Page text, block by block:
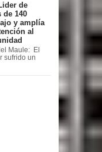
de
de 140
y amplía
al
Maule: El
sufrido un